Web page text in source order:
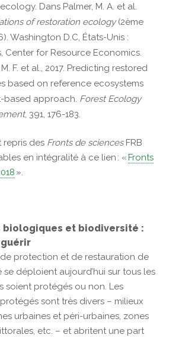
Dans Palmer, M. A. et al.
of restoration ecology(2ème
Washington D.C, États-Unis :
Center for Resource Economics.
F. et al., 2017. Predicting restored
based on reference ecosystems
based approach. Forest Ecology
, 391, 176-183.
repris des Fronts de sciencesFRB
en intégralité à ce lien : «Fronts
».
biologiques et biodiversité :
de protection et de restauration de
se déploient aujourd’hui sur tous les
soient protégés ou non. Les
sont très divers – milieux
urbaines et péri-urbaines, zones
etc. – et abritent une part